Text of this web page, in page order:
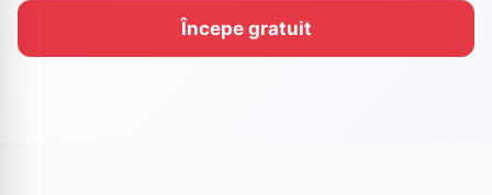
Începe gratuit